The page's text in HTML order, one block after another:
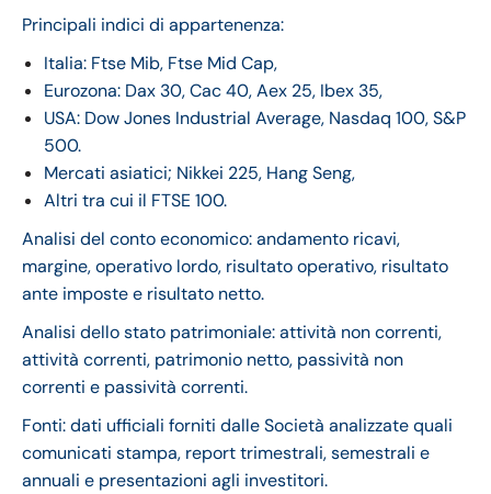
Principali indici di appartenenza:
Italia: Ftse Mib, Ftse Mid Cap,
Eurozona: Dax 30, Cac 40, Aex 25, Ibex 35,
USA: Dow Jones Industrial Average, Nasdaq 100, S&P
500.
Mercati asiatici; Nikkei 225, Hang Seng,
Altri tra cui il FTSE 100.
Analisi del conto economico: andamento ricavi,
margine, operativo lordo, risultato operativo, risultato
ante imposte e risultato netto.
Analisi dello stato patrimoniale: attività non correnti,
attività correnti, patrimonio netto, passività non
correnti e passività correnti.
Fonti: dati ufficiali forniti dalle Società analizzate quali
comunicati stampa, report trimestrali, semestrali e
annuali e presentazioni agli investitori.